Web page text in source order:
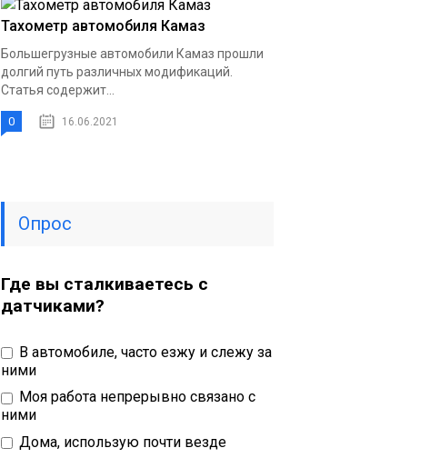
Тахометр автомобиля Камаз
Большегрузные автомобили Камаз прошли
долгий путь различных модификаций.
Статья содержит...
0 16.06.2021
Опрос
Где вы сталкиваетесь с
датчиками?
В автомобиле, часто езжу и слежу за
ними
Моя работа непрерывно связано с
ними
Дома, использую почти везде